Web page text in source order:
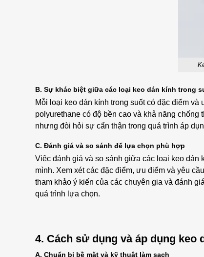
B. Sự khác biệt giữa các loại keo dán kính trong
Mỗi loại keo dán kính trong suốt có đặc điểm
polyurethane có độ bền cao và khả năng
nhưng đòi hỏi sự cẩn thận trong quá trình áp
C. Đánh giá và so sánh để lựa chọn phù hợp
Việc đánh giá và so sánh giữa các loại keo dán
mình. Xem xét các đặc điểm, ưu điểm và yêu
tham khảo ý kiến của các chuyên gia và đánh
quá trình lựa chọn.
4. Cách sử dụng và áp dụng keo
A. Chuẩn bị bề mặt và kỹ thuật làm sạch